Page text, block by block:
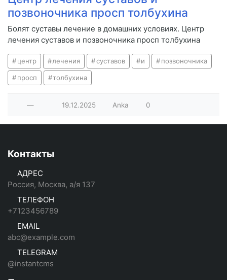
позвоночника просп толбухина
Болят суставы лечение в домашних условиях. Центр
лечения суставов и позвоночника просп толбухина
центр лечения суставов и позвоночника
просп толбухина
— 19.12.2025 Anka 0
Контакты
АДРЕС
Россия, Москва, а/я 137
ТЕЛЕФОН
+7123456789
EMAIL
abc@example.com
TELEGRAM
@instantcms